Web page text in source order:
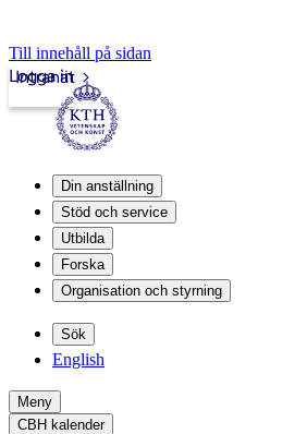
Till innehåll på sidan
Intranät
Logga in
Din anställning
Stöd och service
Utbilda
Forska
Organisation och styrning
Sök
English
Meny
CBH kalender